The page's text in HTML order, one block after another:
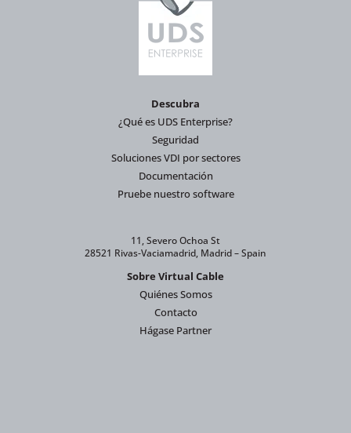
Descubra
¿Qué es UDS Enterprise?
Seguridad
Soluciones VDI por sectores
Documentación
Pruebe nuestro software
11, Severo Ochoa St
28521 Rivas-Vaciamadrid, Madrid – Spain
Sobre Virtual Cable
Quiénes Somos
Contacto
Hágase Partner